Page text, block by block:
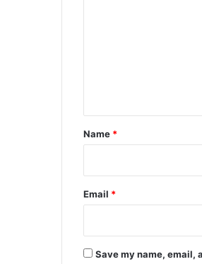
*
Name *
Email *
Save my name, email,